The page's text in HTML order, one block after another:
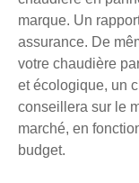
marque. Un
assurance. De
votre chaudière
et écologique, un
conseillera sur le
marché, en
budget.